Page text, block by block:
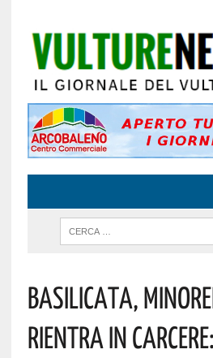
Basilicata,
Rientra In